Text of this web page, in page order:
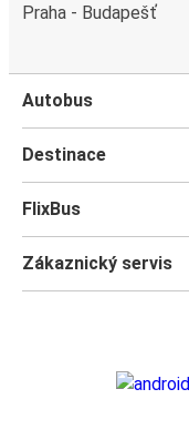
Praha - Budapešť
Autobus
Destinace
FlixBus
Zákaznický servis